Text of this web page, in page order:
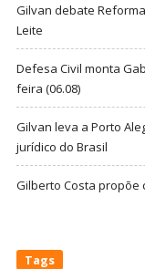
Gilvan debate
Leite
Defesa Civil monta
feira (06.08)
Gilvan leva a Porto
jurídico do Brasil
Gilberto Costa propõe
Tags